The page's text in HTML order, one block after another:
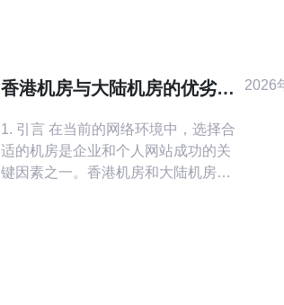
通过电话的直接沟通，可以更好地了解
客户需求，提供个性化
香港机房与大陆机房的优劣比
1. 引言 在当前的网络环境中，选择合
适的机房是企业和个人网站成功的关
键因素之一。香港机房和大陆机房各
2026